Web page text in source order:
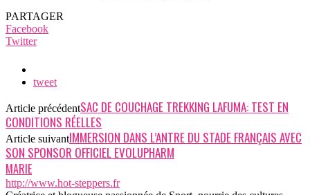
PARTAGER
Facebook
Twitter
tweet
Article précédentSAC DE COUCHAGE TREKKING LAFUMA: TEST EN
CONDITIONS RÉELLES
Article suivantIMMERSION DANS L’ANTRE DU STADE FRANÇAIS AVEC
SON SPONSOR OFFICIEL EVOLUPHARM
MARIE
http://www.hot-steppers.fr